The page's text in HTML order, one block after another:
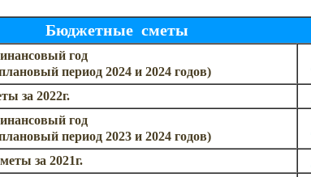
Бюджетные сметы
год
период 2024 и 2024 годов)
за 2022г.
год
период 2023 и 2024 годов)
за 2021г.